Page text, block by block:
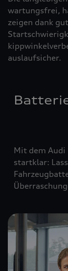
wartungsfrei,
zeigen dank
auslaufsicher.
Mit dem Audi
startklar: